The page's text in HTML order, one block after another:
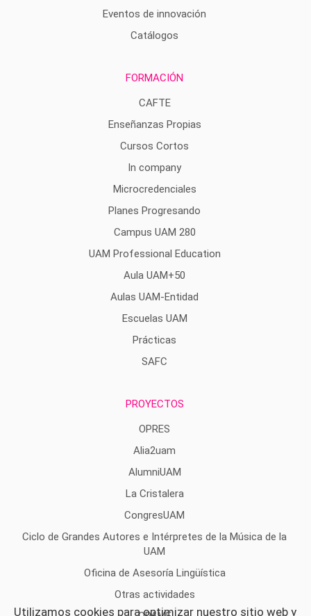
Utilizamos cookies para optimizar nuestro sitio web y
Eventos de innovación
Catálogos
FORMACIÓN
CAFTE
Enseñanzas Propias
Cursos Cortos
In company
Microcredenciales
Planes Progresando
Campus UAM 280
UAM Professional Education
Aula UAM+50
Aulas UAM-Entidad
Escuelas UAM
Prácticas
SAFC
PROYECTOS
OPRES
Alia2uam
AlumniUAM
La Cristalera
CongresUAM
Ciclo de Grandes Autores e Intérpretes de la Música de la
UAM
Oficina de Asesoría Lingüística
Otras actividades